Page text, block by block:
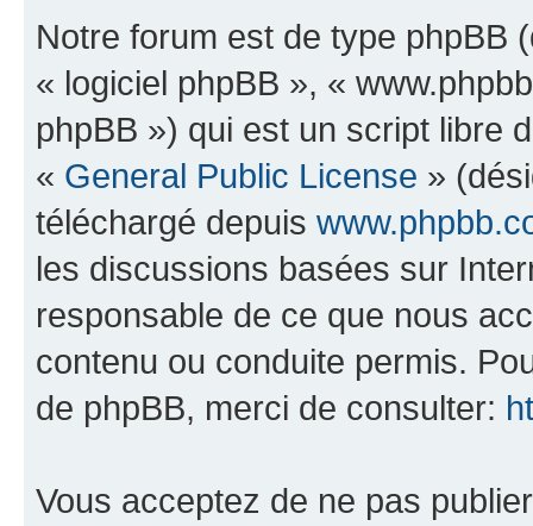
Notre forum est de type phpBB
« logiciel phpBB », «
phpBB ») qui est un script libre
« General Public License »
téléchargé depuis
les discussions basées sur
responsable de ce que nous
contenu ou conduite permis.
de phpBB, merci de consulter:
Vous acceptez de ne pas